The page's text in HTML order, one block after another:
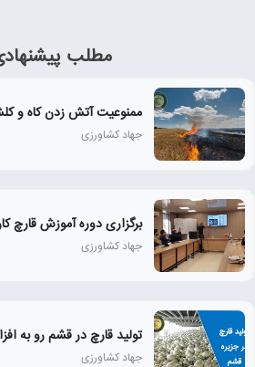
مطلب
ممنوعیت آتش زدن کاه و
جهاد کشاورزی
برگزاری دوره آموزش قارچ
جهاد کشاورزی
تولید قارچ در قشم رو به
جهاد کشاورزی